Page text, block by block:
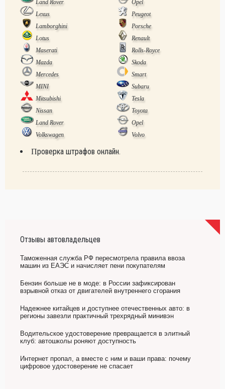
Land Rover
Opel
Lexus
Peugeot
Lamborghini
Porsche
Lotus
Renault
Maserati
Rolls-Royce
Mazda
Skoda
Mercedes
Smart
MINI
Subaru
Mitsubishi
Tesla
Nissan
Toyota
Land Rover
Opel
Volkswagen
Volvo
Проверка штрафов онлайн.
Отзывы автовладельцев
Таможенная служба РФ пересмотрела правила ввоза
машин из ЕАЭС и начисляет пени покупателям
Бензин больше не в моде: в России зафиксирован
взрывной отказ от двигателей внутреннего сгорания
Надежнее китайцев и доступнее отечественных авто: в
регионы завезли практичный трехрядный минивэн
Водительское удостоверение превращается в элитный
клуб: автошколы роняют доступность
Интернет пропал, а вместе с ним и ваши права: почему
цифровое удостоверение не спасает